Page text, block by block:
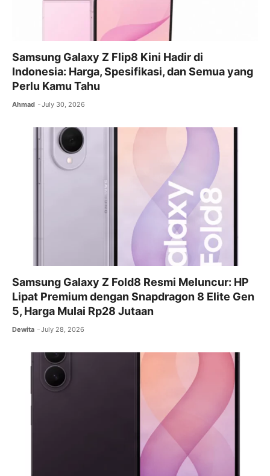
Samsung Galaxy Z Flip8 Kini Hadir di
Indonesia: Harga, Spesifikasi, dan Semua yang
Perlu Kamu Tahu
Ahmad July 30, 2026
Samsung Galaxy Z Fold8 Resmi Meluncur: HP
Lipat Premium dengan Snapdragon 8 Elite Gen
5, Harga Mulai Rp28 Jutaan
Dewita July 28, 2026